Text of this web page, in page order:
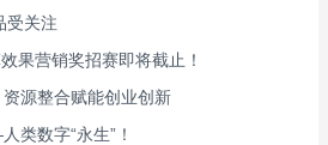
受关注
果营销奖招赛即将截止！
源整合赋能创业创新
类数字“永生”！